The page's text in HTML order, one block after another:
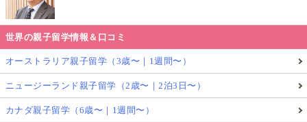
世界の親子留学情報＆口コミ
オーストラリア親子留学（3歳〜｜1週間〜）
ニュージーランド親子留学（2歳〜｜2泊3日〜）
カナダ親子留学（6歳〜｜1週間〜）